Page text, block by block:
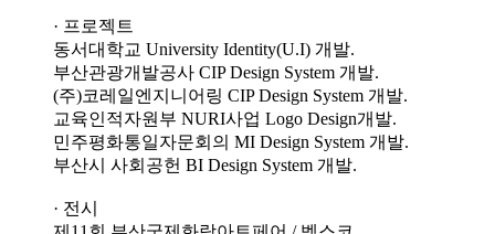
· 프로젝트
동서대학교 University Identity(U.I) 개발.
부산관광개발공사 CIP Design System 개발.
(주)코레일엔지니어링 CIP Design System 개발.
교육인적자원부 NURI사업 Logo Design개발.
민주평화통일자문회의 MI Design System 개발.
부산시 사회공헌 BI Design System 개발.
· 전시